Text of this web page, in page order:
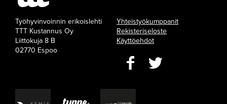
Työhyvinvoinnin erikoislehti
TTT Kustannus Oy
Liittokuja 8 B
02770 Espoo
Yhteistyökumppanit
Rekisteriseloste
Käyttöehdot